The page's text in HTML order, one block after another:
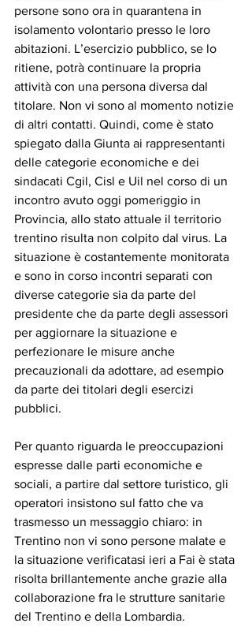
persone sono ora in quarantena in
isolamento volontario presso le loro
abitazioni. L’esercizio pubblico, se lo
ritiene, potrà continuare la propria
attività con una persona diversa dal
titolare. Non vi sono al momento notizie
di altri contatti. Quindi, come è stato
spiegato dalla Giunta ai rappresentanti
delle categorie economiche e dei
sindacati Cgil, Cisl e Uil nel corso di un
incontro avuto oggi pomeriggio in
Provincia, allo stato attuale il territorio
trentino risulta non colpito dal virus. La
situazione è costantemente monitorata
e sono in corso incontri separati con
diverse categorie sia da parte del
presidente che da parte degli assessori
per aggiornare la situazione e
perfezionare le misure anche
precauzionali da adottare, ad esempio
da parte dei titolari degli esercizi
pubblici.
Per quanto riguarda le preoccupazioni
espresse dalle parti economiche e
sociali, a partire dal settore turistico, gli
operatori insistono sul fatto che va
trasmesso un messaggio chiaro: in
Trentino non vi sono persone malate e
la situazione verificatasi ieri a Fai è stata
risolta brillantemente anche grazie alla
collaborazione fra le strutture sanitarie
del Trentino e della Lombardia.